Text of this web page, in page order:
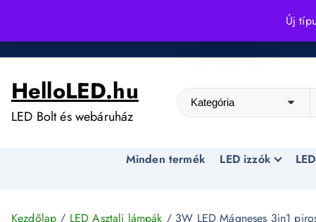
Új
i
HelloLED.hu
LED Bolt és webáruház
Minden termék LED izzók
Kezdőlap / LED Asztali lámpák / 3W LED Mágneses 3in1